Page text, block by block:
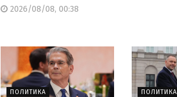
2026/08/08, 00:38
ПОЛИТИКА ПОЛИТИКА